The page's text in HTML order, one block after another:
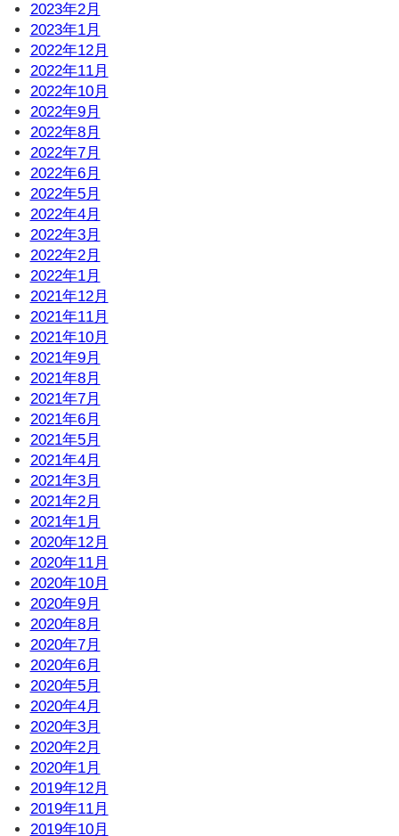
2023年2月
2023年1月
2022年12月
2022年11月
2022年10月
2022年9月
2022年8月
2022年7月
2022年6月
2022年5月
2022年4月
2022年3月
2022年2月
2022年1月
2021年12月
2021年11月
2021年10月
2021年9月
2021年8月
2021年7月
2021年6月
2021年5月
2021年4月
2021年3月
2021年2月
2021年1月
2020年12月
2020年11月
2020年10月
2020年9月
2020年8月
2020年7月
2020年6月
2020年5月
2020年4月
2020年3月
2020年2月
2020年1月
2019年12月
2019年11月
2019年10月